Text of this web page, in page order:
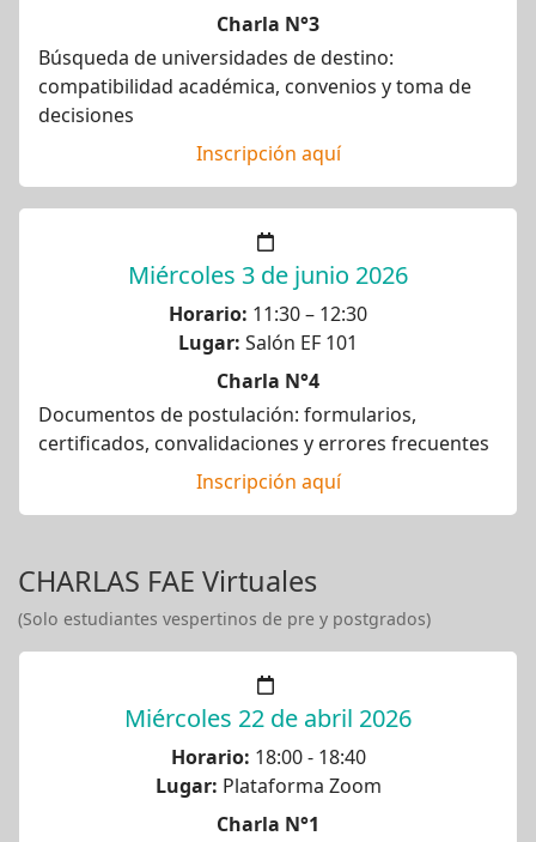
Charla N°3
Búsqueda de universidades de destino:
compatibilidad académica, convenios y toma de
decisiones
Inscripción aquí
Miércoles 3 de junio 2026
Horario: 11:30 – 12:30
Lugar: Salón EF 101
Charla N°4
Documentos de postulación: formularios,
certificados, convalidaciones y errores frecuentes
Inscripción aquí
CHARLAS FAE Virtuales
(Solo estudiantes vespertinos de pre y postgrados)
Miércoles 22 de abril 2026
Horario: 18:00 - 18:40
Lugar: Plataforma Zoom
Charla N°1